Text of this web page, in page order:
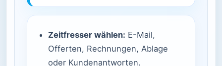
Zeitfresser wählen: E-Mail,
Offerten, Rechnungen, Ablage
oder Kundenantworten.